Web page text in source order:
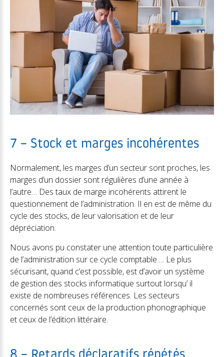
7 – Stock et marges incohérentes
Normalement, les marges d’un secteur sont proches, les
marges d’un dossier sont régulières d’une année à
l’autre… Des taux de marge incohérents attirent le
questionnement de l’administration. Il en est de même du
cycle des stocks, de leur valorisation et de leur
dépréciation.
Nous avons pu constater une attention toute particulière
de l’administration sur ce cycle comptable…. Le plus
sécurisant, quand c’est possible, est d’avoir un système
de gestion des stocks informatique surtout lorsqu’ il
existe de nombreuses références. Les secteurs
concernés sont ceux de la production phonographique
et ceux de l’édition littéraire.